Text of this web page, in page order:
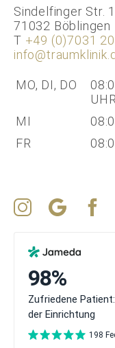
Sindelfinger Str.
71032 Böblingen
T +49 (0)7031
MO, DI, DO
UHR
MI
FR